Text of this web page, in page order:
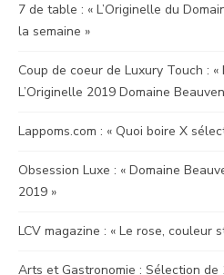
7 de table : « L’Originelle du
la semaine »
Coup de coeur de Luxury Touch : «
L’Originelle 2019 Domaine
Lappoms.com : « Quoi boire X
Obsession Luxe : « Domaine
2019 »
LCV magazine : « Le rose, couleur
Arts et Gastronomie : Sélection de